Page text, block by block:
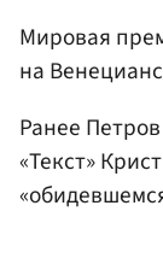
Мировая
на
Ранее Петров
«Текст»